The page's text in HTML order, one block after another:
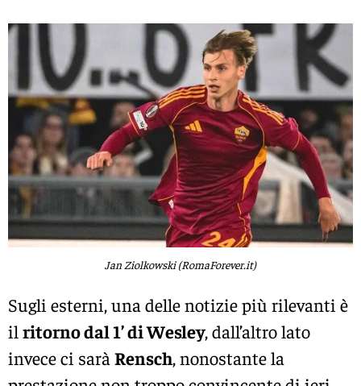
Jan Ziolkowski (RomaForever.it)
Sugli esterni, una delle notizie più rilevanti è
il ritorno dal 1’ di Wesley, dall’altro lato
invece ci sarà Rensch, nonostante la